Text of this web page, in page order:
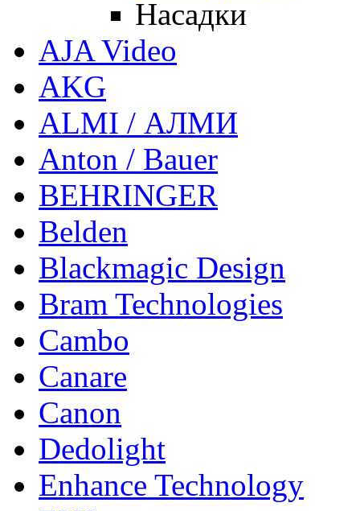
Насадки
AJA Video
AKG
ALMI / АЛМИ
Anton / Bauer
BEHRINGER
Belden
Blackmagic Design
Bram Technologies
Cambo
Canare
Canon
Dedolight
Enhance Technology